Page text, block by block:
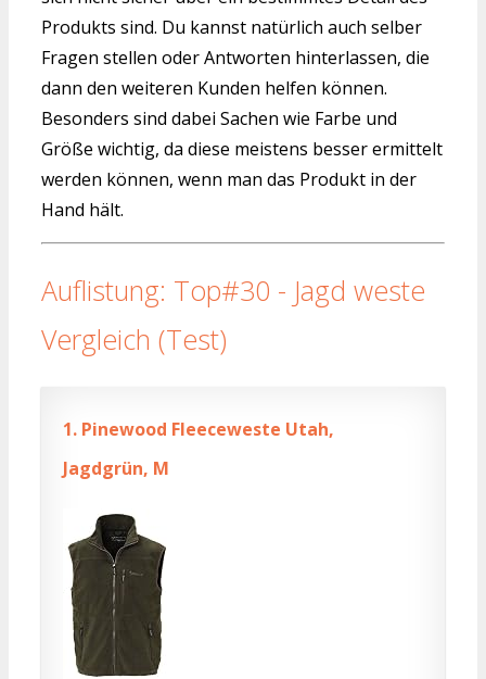
Produkts sind. Du kannst natürlich auch selber
Fragen stellen oder Antworten hinterlassen, die
dann den weiteren Kunden helfen können.
Besonders sind dabei Sachen wie Farbe und
Größe wichtig, da diese meistens besser ermittelt
werden können, wenn man das Produkt in der
Hand hält.
Auflistung: Top#30 - Jagd weste
Vergleich (Test)
1. Pinewood Fleeceweste Utah,
Jagdgrün, M